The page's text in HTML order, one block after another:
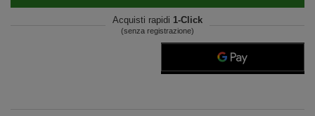
Acquisti rapidi 1-Click
(senza registrazione)